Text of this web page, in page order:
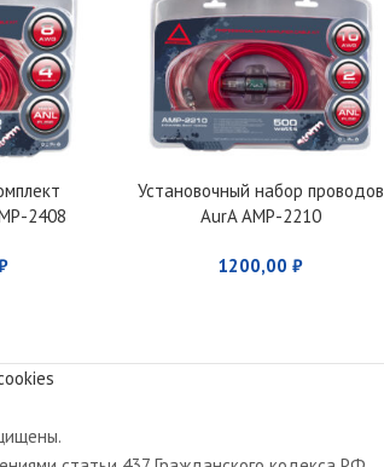
2408
Установочный набор проводов
AurA AMP-2210
1200,00₽